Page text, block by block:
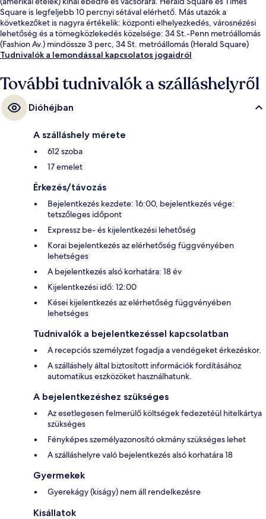
Square is legfeljebb 10 percnyi sétával elérhető. Más utazók a
következőket is nagyra értékelik: központi elhelyezkedés, városnézési
lehetőség és a tömegközlekedés közelsége: 34 St.-Penn metróállomás
(Fashion Av.) mindössze 3 perc, 34 St. metróállomás (Herald Square)
pedig 3 perc séta.
Tudnivalók a lemondással kapcsolatos jogaidról
További tudnivalók a szálláshelyről
Dióhéjban
A szálláshely mérete
612 szoba
17 emelet
Érkezés/távozás
Bejelentkezés kezdete: 16:00, bejelentkezés vége:
tetszőleges időpont
Expressz be- és kijelentkezési lehetőség
Korai bejelentkezés az elérhetőség függvényében
lehetséges
A bejelentkezés alsó korhatára: 18 év
Kijelentkezési idő: 12:00
Kései kijelentkezés az elérhetőség függvényében
lehetséges
Tudnivalók a bejelentkezéssel kapcsolatban
A recepciós személyzet fogadja a vendégeket érkezéskor.
A szálláshely által biztosított információk fordításához
automatikus eszközöket használhatunk.
A bejelentkezéshez szükséges
Az esetlegesen felmerülő költségek fedezetéül hitelkártya
szükséges
Fényképes személyazonosító okmány szükséges lehet
A szálláshelyre való bejelentkezés alsó korhatára 18
Gyermekek
Gyerekágy (kiságy) nem áll rendelkezésre
Kisállatok